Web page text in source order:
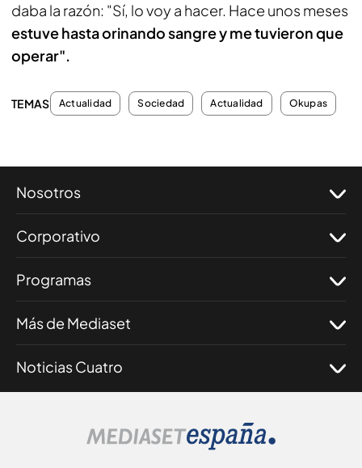
daba la razón: "Sí, lo voy a hacer. Hace unos meses
estuve hasta orinando sangre y me tuvieron que
operar".
TEMAS Actualidad Sociedad Actualidad Okupas
Nosotros
Corporativo
Programas
Más de Mediaset
Noticias Cuatro